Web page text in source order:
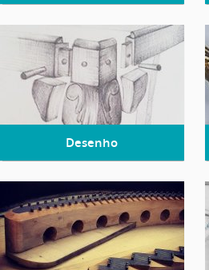
Desenho